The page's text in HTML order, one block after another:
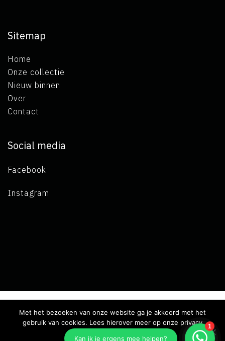
Sitemap
Home
Onze collectie
Nieuw binnen
Over
Contact
Social media
Facebook
Instagram
Copyright 2019 L.A. de Visser -Algemene voorwaarden-
Privacy verklaring - Ontwikkeld door Best4u Group B.V.
Met het bezoeken van onze website ga je akkoord met het
gebruik van cookies. Lees hierover meer op onze privacy